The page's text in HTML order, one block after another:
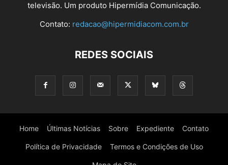
televisão. Um produto Hipermídia Comunicação.
Contato: redacao@hipermidiacom.com.br
REDES SOCIAIS
Home Últimas Notícias Sobre Expediente Contato
Política de Privacidade Termos e Condições de Uso